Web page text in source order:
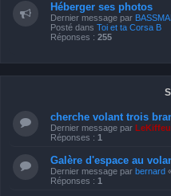
Héberger ses photos
Dernier message par
Posté dans Toi et ta Corsa B
Réponses : 255
cherche volant trois
Dernier message par
Réponses : 1
Galère d'espace au
Dernier message par bernard
Réponses : 1